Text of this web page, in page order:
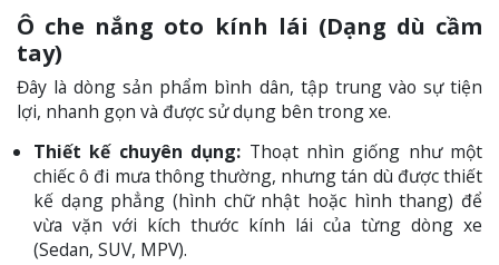
Ô che nắng oto kính lái (Dạng dù cầm
tay)
Đây là dòng sản phẩm bình dân, tập trung vào sự tiện
lợi, nhanh gọn và được sử dụng bên trong xe.
Thiết kế chuyên dụng: Thoạt nhìn giống như một
chiếc ô đi mưa thông thường, nhưng tán dù được thiết
kế dạng phẳng (hình chữ nhật hoặc hình thang) để
vừa vặn với kích thước kính lái của từng dòng xe
(Sedan, SUV, MPV).